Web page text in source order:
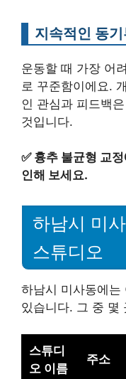
지속적인 동기
운동할 때 가장 어
로 꾸준함이에요.
인 관심과 피드백
것입니다.
✅ 흉추 불균형 교
인해 보세요.
하남시 미
스튜디오
하남시 미사동에는
있습니다. 그 중 몇
스튜디
오 이름
주소